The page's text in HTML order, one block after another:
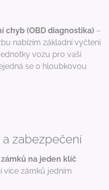
chyb (OBD diagnostika) –
nabízím základní vyčtení
vozu pro vaši
se o hloubkovou
zabezpečení
na jeden klíč
více zámků jedním